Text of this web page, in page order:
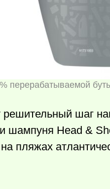
перерабатываемой
шаг
шампуня Head &
пляжах